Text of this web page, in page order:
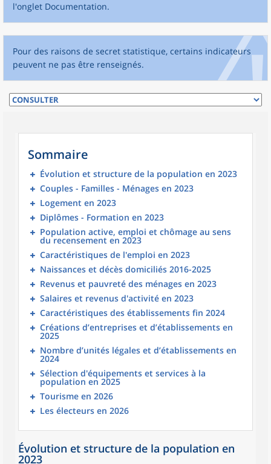
l'onglet Documentation.
Pour des raisons de secret statistique, certains indicateurs
peuvent ne pas être renseignés.
Sommaire
Évolution et structure de la population en 2023
Couples - Familles - Ménages en 2023
Logement en 2023
Diplômes - Formation en 2023
Population active, emploi et chômage au sens
du recensement en 2023
Caractéristiques de l'emploi en 2023
Naissances et décès domiciliés 2016-2025
Revenus et pauvreté des ménages en 2023
Salaires et revenus d'activité en 2023
Caractéristiques des établissements fin 2024
Créations d’entreprises et d’établissements en
2025
Nombre d’unités légales et d’établissements en
2024
Sélection d'équipements et services à la
population en 2025
Tourisme en 2026
Les électeurs en 2026
Évolution et structure de la population en
2023